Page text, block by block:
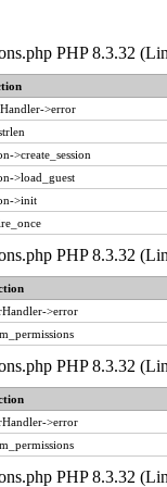
PHP 8.3.32
>error
>create_session
>load_guest
>init
PHP 8.3.32
>error
PHP 8.3.32
>error
PHP 8.3.32